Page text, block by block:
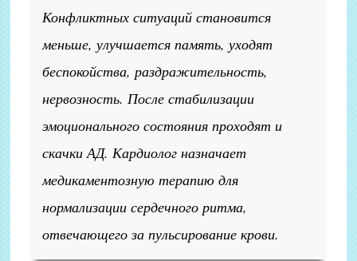
Конфликтных ситуаций становится
меньше, улучшается память, уходят
беспокойства, раздражительность,
нервозность. После стабилизации
эмоционального состояния проходят и
скачки АД. Кардиолог назначает
медикаментозную терапию для
нормализации сердечного ритма,
отвечающего за пульсирование крови.